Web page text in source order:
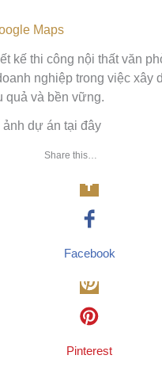
Maps
kế thi công nội thất văn
nghiệp trong việc xây
quả và bền vững.
ảnh dự án tại đây
Share this…
Facebook
Pinterest